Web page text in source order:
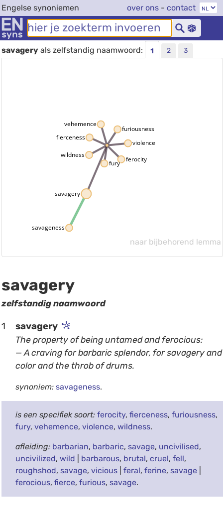
Engelse synoniemen over ons - contact
savageryals zelfstandig naamwoord: 1 2 3
savagery
savageness
ferocity
fierceness
furiousness
fury
vehemence
violence
wildness
naar bijbehorend lemma
savagery
zelfstandig naamwoord
1 savagery
The property of being untamed and ferocious:
— A craving for barbaric splendor, for savagery and
color and the throb of drums.
synoniem: savageness.
is een specifiek soort: ferocity, fierceness, furiousness,
fury, vehemence, violence, wildness.
afleiding: barbarian, barbaric, savage, uncivilised,
uncivilized, wild barbarous, brutal, cruel, fell,
roughshod, savage, vicious| feral, ferine, savage|
ferocious, fierce, furious, savage.